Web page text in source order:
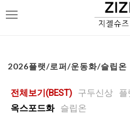
메
2026플랫/로퍼/운동화/슬립온
전체보기(BEST) 구두신상 플
옥스포드화 슬립온